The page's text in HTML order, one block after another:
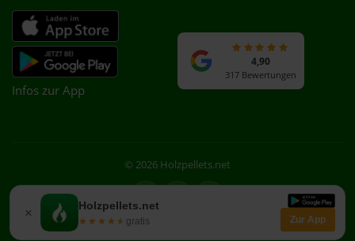
× Holzpellets.net
★★★★★
★★★★★ gratis Zur App
Infos zur App
4,90
317 Bewertungen
© 2026 Holzpellets.net
Facebook